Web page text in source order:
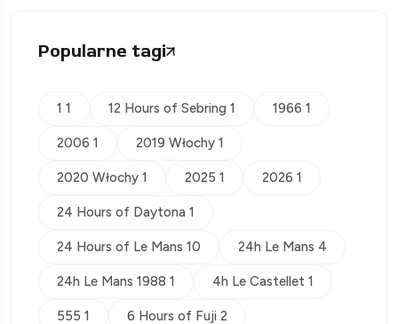
Popularne tagi
1 1 12 Hours of Sebring 1 1966 1
2006 1 2019 Włochy 1
2020 Włochy 1 2025 1 2026 1
24 Hours of Daytona 1
24 Hours of Le Mans 10 24h Le Mans 4
24h Le Mans 1988 1 4h Le Castellet 1
555 1 6 Hours of Fuji 2